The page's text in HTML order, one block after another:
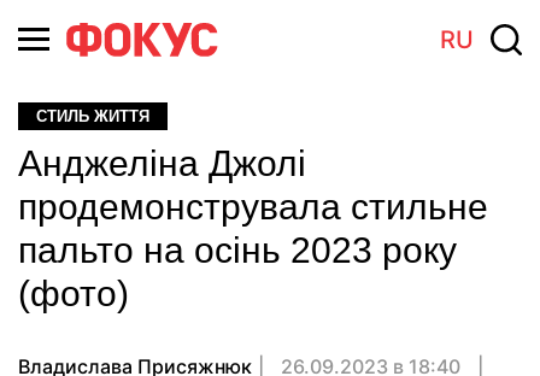
RU
СТИЛЬ ЖИТТЯ
Анджеліна Джолі
продемонструвала стильне
пальто на осінь 2023 року
(фото)
Владислава Присяжнюк
26.09.2023 в 18:40